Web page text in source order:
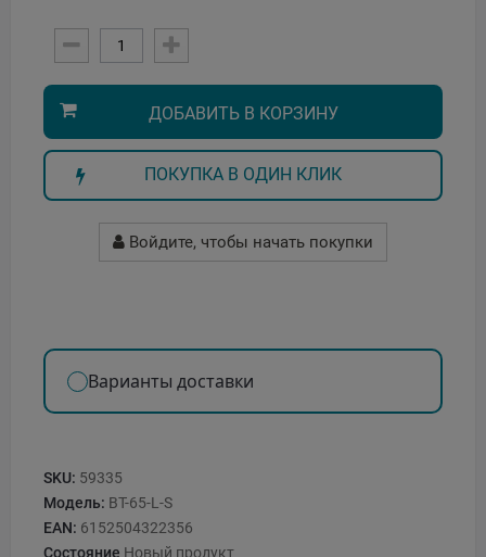
ДОБАВИТЬ В КОРЗИНУ
ПОКУПКА В ОДИН КЛИК
Войдите, чтобы начать покупки
Варианты доставки
SKU: 59335
Модель: BT-65-L-S
EAN: 6152504322356
Состояние Новый продукт